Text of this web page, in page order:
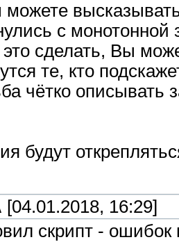
с монотонной
это сделать, Вы
те, кто
чётко описывать
будут
[04.01.2018, 16:29]
скрипт - ошибок